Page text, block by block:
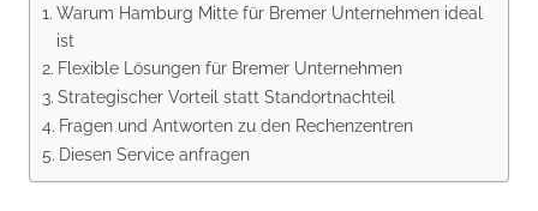
Warum Hamburg Mitte für Bremer Unternehmen ideal
ist
Flexible Lösungen für Bremer Unternehmen
Strategischer Vorteil statt Standortnachteil
Fragen und Antworten zu den Rechenzentren
Diesen Service anfragen